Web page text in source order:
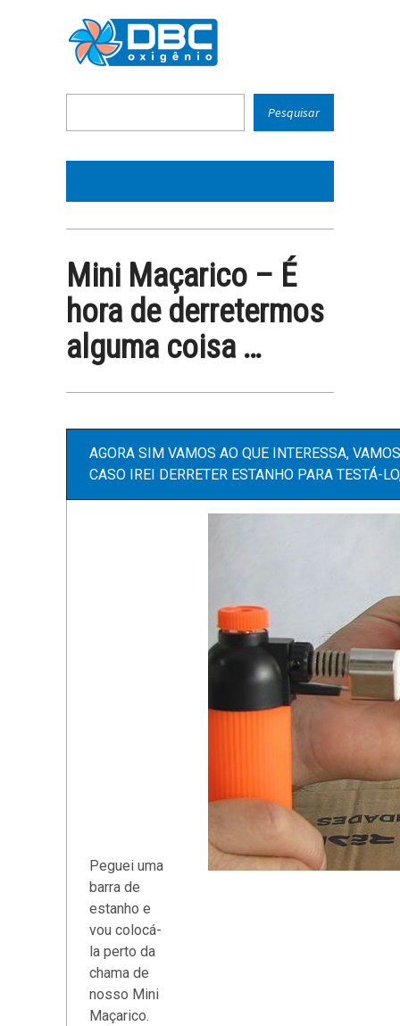
Mini Maçarico – É
hora de derretermos
alguma coisa …
AGORA SIM VAMOS AO QUE INTERESSA,
CASO IREI DERRETER ESTANHO PARA TESTÁ-
Peguei uma
barra de
estanho e
vou colocá-
la perto da
chama de
nosso Mini
Maçarico.